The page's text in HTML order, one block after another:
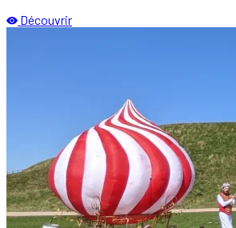
Découvrir